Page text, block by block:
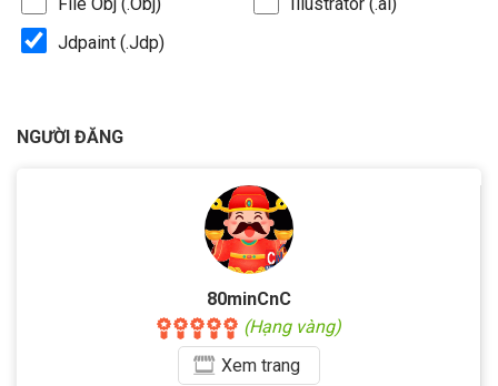
File Obj (.Obj)
Illustrator (.ai)
Jdpaint (.Jdp)
NGƯỜI ĐĂNG
80minCnC
(Hạng vàng)
Xemtrang